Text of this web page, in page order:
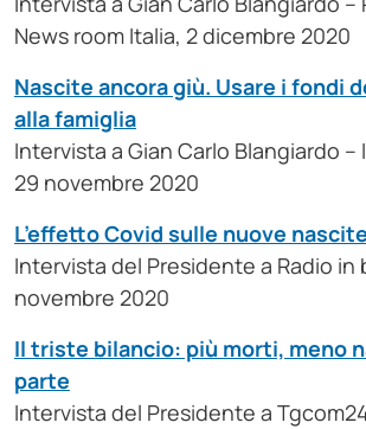
News room Italia, 2 dicembre 2020
Nascite ancora giù. Usare i fondi
alla famiglia
Intervista a Gian Carlo Blangiardo –
29 novembre 2020
L’effetto Covid sulle nuove nascite
Intervista del Presidente a Radio in
novembre 2020
Il triste bilancio: più morti, meno
parte
Intervista del Presidente a